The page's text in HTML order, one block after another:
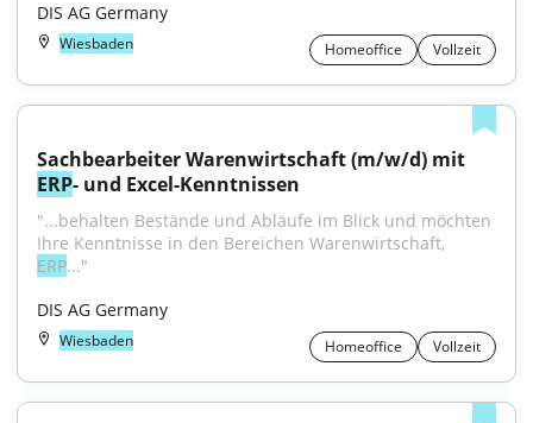
DIS AG Germany
Wiesbaden Homeoffice Vollzeit
ERP- und Excel-Kenntnissen
"...behalten Bestände und Abläufe im Blick und möchten
ERP..."
DIS AG Germany
Wiesbaden Homeoffice Vollzeit